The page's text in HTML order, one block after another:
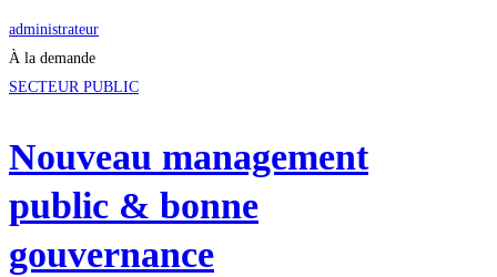
administrateur
À la demande
SECTEUR PUBLIC
Nouveau management
public & bonne
gouvernance